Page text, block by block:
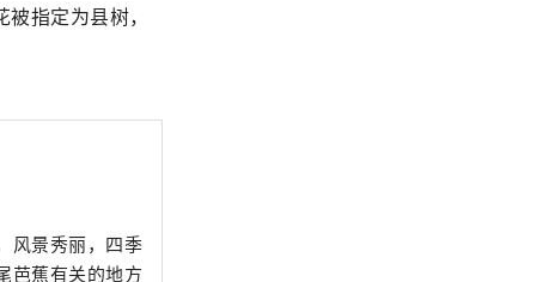
指定为县树，
风景秀丽，四季